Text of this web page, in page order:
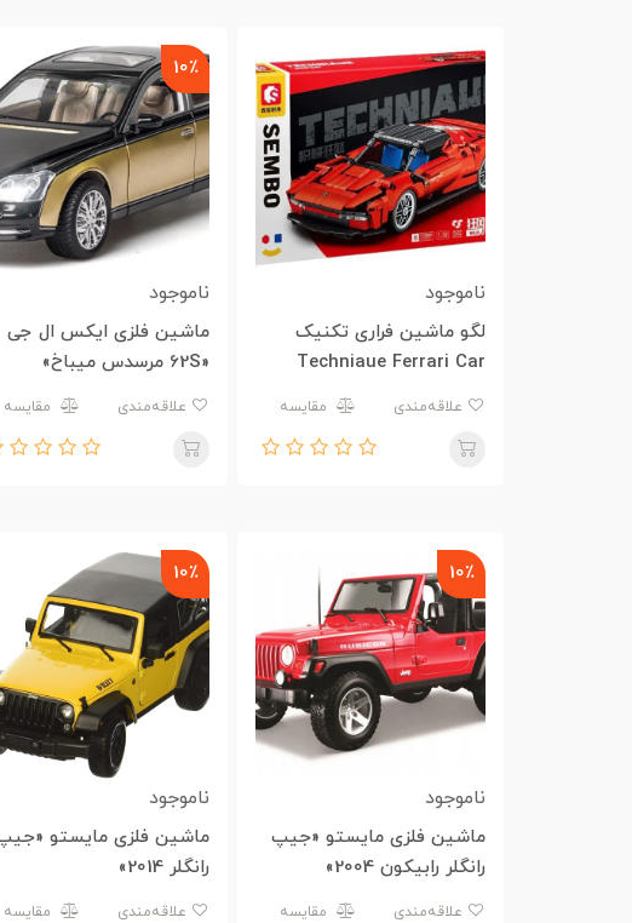
ناموجود
لگو ماشین فراری تکنیک
Techniaue Ferrari Car
715305
مقایسه
10٪
ناموجود
ماشین فلزی ایکس ال جی
«62S مرسدس میباخ»
M929H
مقایسه
10٪
ناموجود
ماشین فلزی مایستو «جیپ
رانگلر رابیکون 2004»
مقایسه
10٪
ناموجود
ماشین فلزی مایستو
رانگلر 2014»
مقایسه